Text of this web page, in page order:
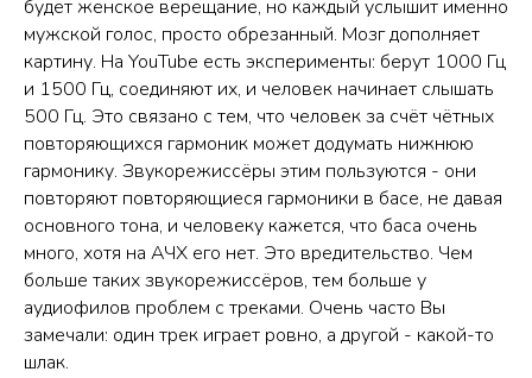
будет женское верещание, но каждый услышит именно
мужской голос, просто обрезанный. Мозг дополняет
картину. На YouTube есть эксперименты: берут 1000 Гц
и 1500 Гц, соединяют их, и человек начинает слышать
500 Гц. Это связано с тем, что человек за счёт чётных
повторяющихся гармоник может додумать нижнюю
гармонику. Звукорежиссёры этим пользуются - они
повторяют повторяющиеся гармоники в басе, не давая
основного тона, и человеку кажется, что баса очень
много, хотя на АЧХ его нет. Это вредительство. Чем
больше таких звукорежиссёров, тем больше у
аудиофилов проблем с треками. Очень часто Вы
замечали: один трек играет ровно, а другой - какой-то
шлак.